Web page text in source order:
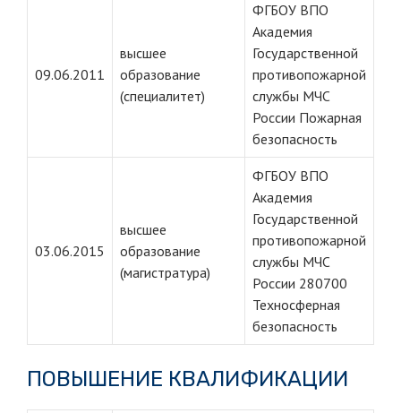
09.06.2011
высшее
образование
(специалитет)
ФГБОУ ВПО
Академия
Государственной
противопожарной
службы МЧС
России Пожарная
безопасность
03.06.2015
высшее
образование
(магистратура)
ФГБОУ ВПО
Академия
Государственной
противопожарной
службы МЧС
России 280700
Техносферная
безопасность
ПОВЫШЕНИЕ КВАЛИФИКАЦИИ